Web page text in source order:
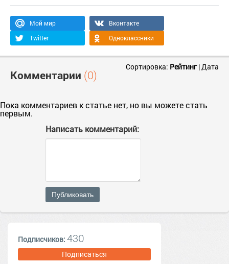
Мой мир
Вконтакте
Twitter
Одноклассники
Комментарии (0)
Сортировка: Рейтинг|Дата
Пока комментариев к статье нет, но вы можете стать
первым.
Написать комментарий:
Публиковать
Подписчиков: 430
Подписаться